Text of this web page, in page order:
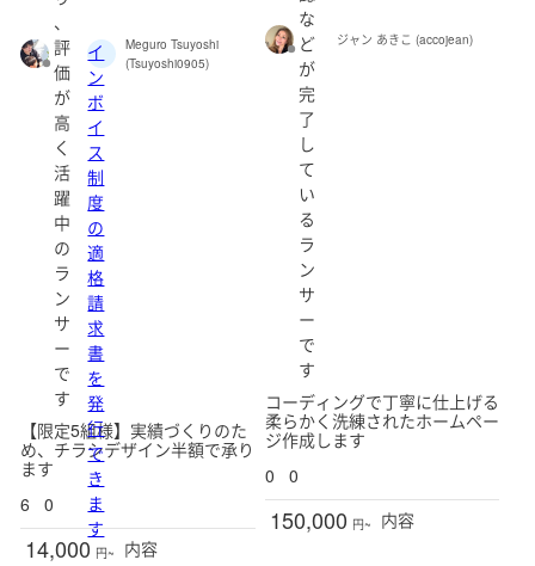
、
評
価
が
高
く
活
躍
中
の
ラ
ン
サ
ー
で
す
イ
ン
ボ
イ
ス
制
度
の
適
格
請
求
書
を
発
行
で
き
ま
す
Meguro Tsuyoshi
(Tsuyoshi0905)
【限定5組様】実績づくりのた
め、チラシデザイン半額で承り
ます
6
0
14,000 円~ 内容
な
ど
が
完
了
し
て
い
る
ラ
ン
サ
ー
で
す
ジャン あきこ (accojean)
コーディングで丁寧に仕上げる
柔らかく洗練されたホームペー
ジ作成します
0
0
150,000 円~ 内容